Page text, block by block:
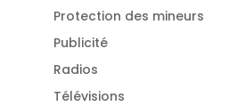
Protection des mineurs
Publicité
Radios
Télévisions